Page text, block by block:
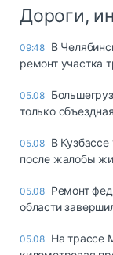
Дороги,
09:48 В
ремонт участка
05.08
только
05.08 В
после жалобы
05.08 Ремонт
области
05.08 На трассе